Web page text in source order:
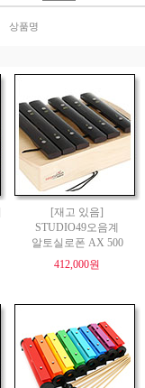
상품명
[재고 있음]
STUDIO49오음계
알토실로폰 AX 500
412,000원